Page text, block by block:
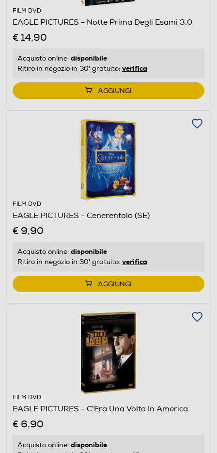
FILM DVD
EAGLE PICTURES - Notte Prima Degli Esami 3.0
€ 14,90
Acquisto online: disponibile
Ritiro in negozio in 30' gratuito: verifica
AGGIUNGI
FILM DVD
EAGLE PICTURES - Cenerentola (SE)
€ 9,90
Acquisto online: disponibile
Ritiro in negozio in 30' gratuito: verifica
AGGIUNGI
FILM DVD
EAGLE PICTURES - C'Era Una Volta In America
€ 6,90
Acquisto online: disponibile